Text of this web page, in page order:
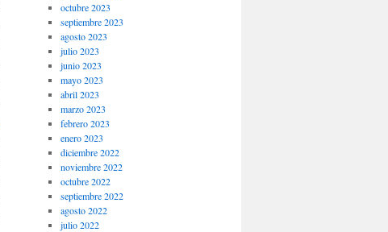
octubre 2023
septiembre 2023
agosto 2023
julio 2023
junio 2023
mayo 2023
abril 2023
marzo 2023
febrero 2023
enero 2023
diciembre 2022
noviembre 2022
octubre 2022
septiembre 2022
agosto 2022
julio 2022